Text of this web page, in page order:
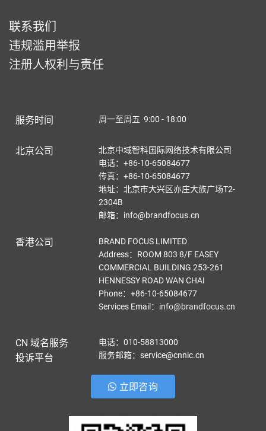
联系我们
违规滥用举报
注册人权利与责任
服务时间 周一至周五 9:00 - 18:00
北京公司
北京中域智科国际网络技术有限公司
电话：+86-10-65084677
传真：+86-10-65084677
地址：北京市大兴区亦庄大族广场T2-
2304B
邮箱：info@brandfocus.cn
香港公司
BRAND FOCUS LIMITED
Address：ROOM 803 8/F EASEY
COMMERCIAL BUILDING 253-261
HENNESSY ROAD WAN CHAI
Phone：+86-10-65084677
Services Email ： info@brandfocus.cn
CN 域名服务
投诉平台
电话：010-58813000
服务邮箱：service@cnnic.cn
立即咨询